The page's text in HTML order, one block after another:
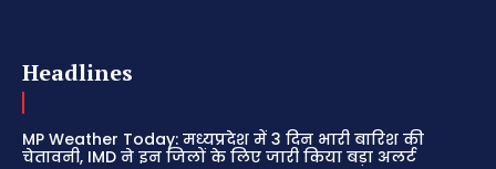
Headlines
MP Weather Today: मध्यप्रदेश में 3 दिन भारी बारिश की
चेतावनी, IMD ने इन जिलों के लिए जारी किया बड़ा अलर्ट